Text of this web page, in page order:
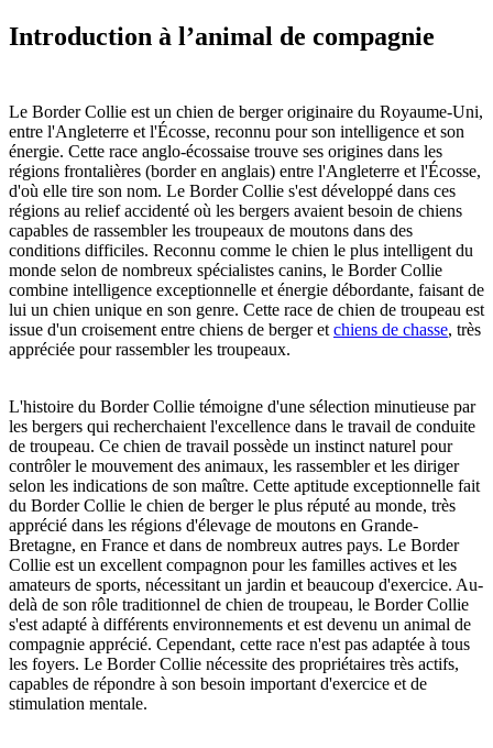
Introduction à l’animal de compagnie
Le Border Collie est un chien de berger originaire du Royaume-Uni,
entre l'Angleterre et l'Écosse, reconnu pour son intelligence et son
énergie. Cette race anglo-écossaise trouve ses origines dans les
régions frontalières (border en anglais) entre l'Angleterre et l'Écosse,
d'où elle tire son nom. Le Border Collie s'est développé dans ces
régions au relief accidenté où les bergers avaient besoin de chiens
capables de rassembler les troupeaux de moutons dans des
conditions difficiles. Reconnu comme le chien le plus intelligent du
monde selon de nombreux spécialistes canins, le Border Collie
combine intelligence exceptionnelle et énergie débordante, faisant de
lui un chien unique en son genre. Cette race de chien de troupeau est
issue d'un croisement entre chiens de berger etchiens de chasse, très
appréciée pour rassembler les troupeaux.
L'histoire du Border Collie témoigne d'une sélection minutieuse par
les bergers qui recherchaient l'excellence dans le travail de conduite
de troupeau. Ce chien de travail possède un instinct naturel pour
contrôler le mouvement des animaux, les rassembler et les diriger
selon les indications de son maître. Cette aptitude exceptionnelle fait
du Border Collie le chien de berger le plus réputé au monde, très
apprécié dans les régions d'élevage de moutons en Grande-
Bretagne, en France et dans de nombreux autres pays. Le Border
Collie est un excellent compagnon pour les familles actives et les
amateurs de sports, nécessitant un jardin et beaucoup d'exercice. Au-
delà de son rôle traditionnel de chien de troupeau, le Border Collie
s'est adapté à différents environnements et est devenu un animal de
compagnie apprécié. Cependant, cette race n'est pas adaptée à tous
les foyers. Le Border Collie nécessite des propriétaires très actifs,
capables de répondre à son besoin important d'exercice et de
stimulation mentale.